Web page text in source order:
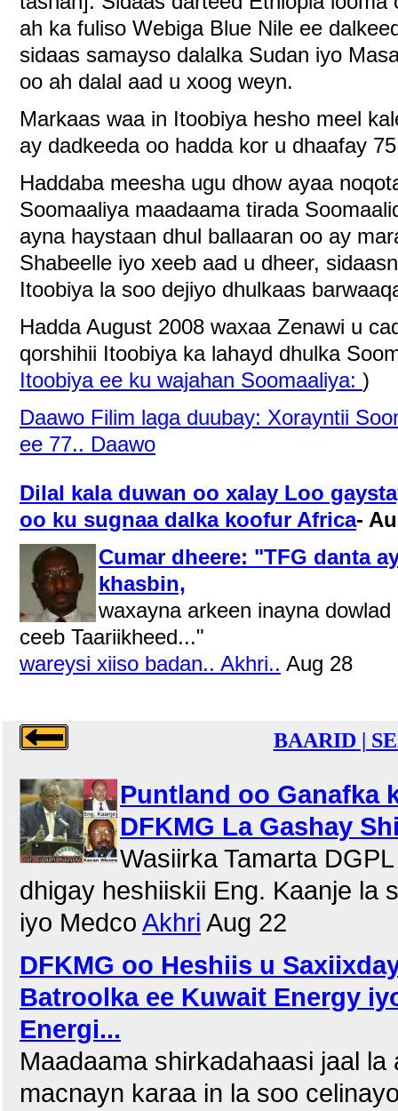
ah ka fuliso Webiga Blue Nile ee
sidaas samayso dalalka Sudan iyo
oo ah dalal aad u xoog weyn.
Markaas waa in Itoobiya hesho meel
ay dadkeeda oo hadda kor u dhaafay
Haddaba meesha ugu dhow ayaa
Soomaaliya maadaama tirada
ayna haystaan dhul ballaaran oo ay
Shabeelle iyo xeeb aad u dheer,
Itoobiya la soo dejiyo dhulkaas
Hadda August 2008 waxaa Zenawi u
qorshihii Itoobiya ka lahayd dhulka
Itoobiya ee ku wajahan Soomaaliya: )
Daawo Filim laga duubay: Xorayntii
ee 77.. Daawo
Dilal kala duwan oo xalay Loo
oo ku sugnaa dalka koofur Africa-
Cumar dheere: "TFG danta
khasbin,
waxayna arkeen inayna
ceeb Taariikheed..."
wareysi xiiso badan.. Akhri.. Aug 28
BAARID |
Puntland oo Ganafka
DFKMG La Gashay
Wasiirka Tamarta
dhigay heshiiskii Eng. Kaanje la
iyo Medco Akhri Aug 22
DFKMG oo Heshiis u
Batroolka ee Kuwait Energy
Energi...
Maadaama shirkadahaasi jaal
macnayn karaa in la soo